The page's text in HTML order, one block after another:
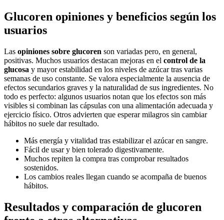
Glucoren opiniones y beneficios según los
usuarios
Las opiniones sobre glucoren son variadas pero, en general,
positivas. Muchos usuarios destacan mejoras en el control de la
glucosa y mayor estabilidad en los niveles de azúcar tras varias
semanas de uso constante. Se valora especialmente la ausencia de
efectos secundarios graves y la naturalidad de sus ingredientes. No
todo es perfecto: algunos usuarios notan que los efectos son más
visibles si combinan las cápsulas con una alimentación adecuada y
ejercicio físico. Otros advierten que esperar milagros sin cambiar
hábitos no suele dar resultado.
Más energía y vitalidad tras estabilizar el azúcar en sangre.
Fácil de usar y bien tolerado digestivamente.
Muchos repiten la compra tras comprobar resultados
sostenidos.
Los cambios reales llegan cuando se acompaña de buenos
hábitos.
Resultados y comparación de glucoren